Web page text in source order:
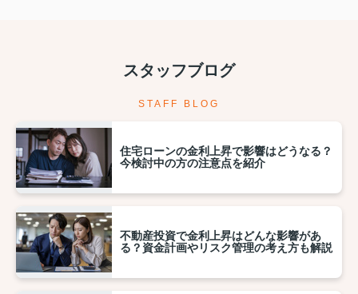
スタッフブログ
STAFF BLOG
住宅ローンの金利上昇で影響はどうなる？
今検討中の方の注意点を紹介
不動産投資で金利上昇はどんな影響があ
る？資金計画やリスク管理の考え方も解説